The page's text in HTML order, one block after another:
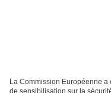
La Commission Européenne a
de sensibilisation sur la